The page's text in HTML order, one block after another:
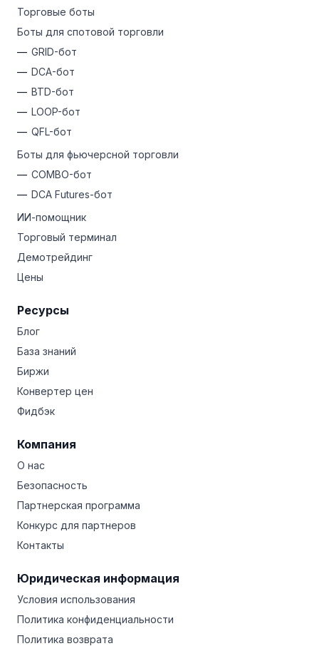
помогут вам быть в курсе последних цени ситуации
на рынке, чтобы вы могли скорректировать свою
стратегию на основе обновлений в реальном
Торговые боты
Боты для спотовой торговли
GRID-бот
DCA-бот
BTD-бот
LOOP-бот
QFL-бот
Боты для фьючерсной торговли
COMBO-бот
DCA Futures-бот
ИИ-помощник
Торговый терминал
Демотрейдинг
Цены
Ресурсы
Блог
База знаний
Биржи
Конвертер цен
Фидбэк
Компания
О нас
Безопасность
Партнерская программа
Конкурс для партнеров
Контакты
Юридическая информация
Условия использования
Политика конфиденциальности
Политика возврата